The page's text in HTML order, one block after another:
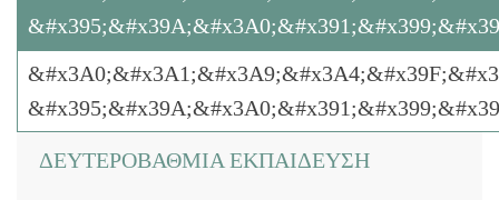
ΔΕΥΤΕΡΟΒΑΘΜΙΑ ΕΚΠΑΙΔΕΥΣΗ